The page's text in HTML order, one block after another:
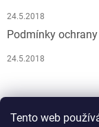
Tento web
24.5.2018
Podmínky
24.5.2018